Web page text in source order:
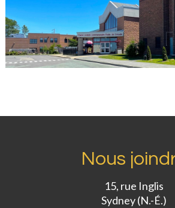
Nous
15, rue Inglis
Sydney (N.-É.)